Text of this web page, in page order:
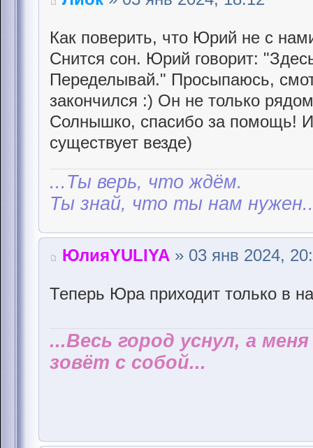
Как поверить, что Юрий не с
Снится сон. Юрий говорит:
Переделывай." Просыпаюсь,
закончился :) Он не только
Солнышко, спасибо за помощь!
существует везде)
...Ты верь, что ждём.
Ты знай, что ты нам
ЮлияYULIYA » 03 янв 2024,
Теперь Юра приходит только в
...Весь город уснул, а
зовёт с собой...